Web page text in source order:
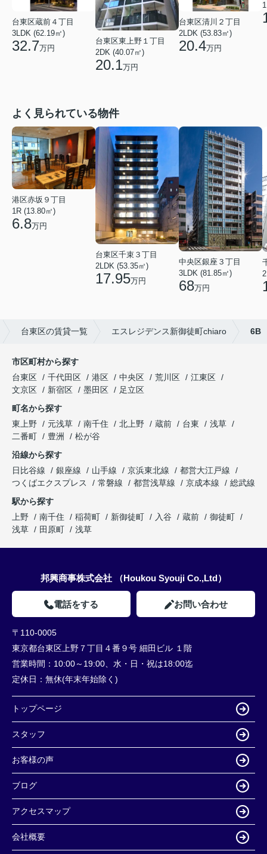
台東区蔵前４丁目
3LDK (62.19㎡)
32.7万円
台東区東上野１丁目
2DK (40.07㎡)
20.1万円
台東区清川２丁目
2LDK (53.83㎡)
20.4万円
よく見られている物件
港区赤坂９丁目
1R (13.80㎡)
6.8万円
台東区千束３丁目
2LDK (53.35㎡)
17.95万円
中央区銀座３丁目
3LDK (81.85㎡)
68万円
台東区の賃貸一覧 エスレジデンス新御徒町chiaro 6B
市区町村から探す
台東区
千代田区 港区 中央区 荒川区
江東区
文京区
新宿区 墨田区
足立区
町名から探す
東上野
元浅草 南千住 北上野 蔵前 台東
浅草
二番町
豊洲
松が谷
沿線から探す
日比谷線
銀座線 山手線 京浜東北線
都営大江戸線
つくばエクスプレス
常磐線 都営浅草線 京成本線
総武線
駅から探す
上野
南千住 稲荷町 新御徒町 入谷 蔵前
御徒町
浅草
田原町 浅草
邦興商事株式会社 （Houkou Syouji Co.,Ltd）
電話をする お問い合わせ
〒110-0005
東京都台東区上野７丁目４番９号 細田ビル １階
営業時間： 10:00～19:00、水・日・祝は18:00迄
定休日： 無休(年末年始除く)
トップページ
スタッフ
お客様の声
ブログ
アクセスマップ
会社概要